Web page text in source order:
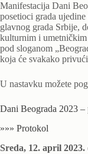
Manifestacija Dani
posetioci grada
glavnog grada Srbije,
kulturnim i umetničkim
pod sloganom
koja će svakako
U nastavku možete
Dani Beograda 2023 –
»»» Protokol
Sreda, 12. april 2023.